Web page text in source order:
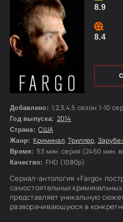
Хайдом, и
Добавлено: 1,2,3,4,5 сезон 1-10
Год выпуска: 2014
Страна: США
Жанр: Криминал, Триллер,
Время: 53 мин. серия (2460 мин.
Качество: FHD (1080p)
Сериал-антология «Fargo»
самостоятельных
представляет уникальную
разворачивающуюся в
8.9
8.4